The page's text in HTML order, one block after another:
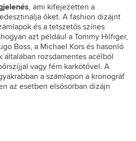
, ami kifejezetten a
őket. A fashion dizájnt
és a tetszetős színes
azt például a Tommy Hilfiger,
Boss, a Michael Kors és hasonló
általában rozsdamentes acélból
vagy fém karkötővel. A
a számlapon a kronográf
az esetben elsősorban dizájn